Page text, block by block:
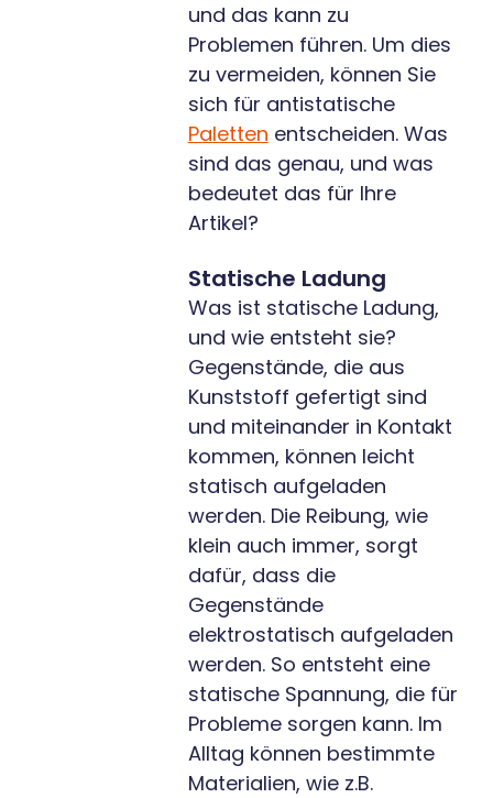
und das kann zu
Problemen führen. Um dies
zu vermeiden, können Sie
sich für antistatische
Paletten entscheiden. Was
sind das genau, und was
bedeutet das für Ihre
Artikel?
Statische Ladung
Was ist statische Ladung,
und wie entsteht sie?
Gegenstände, die aus
Kunststoff gefertigt sind
und miteinander in Kontakt
kommen, können leicht
statisch aufgeladen
werden. Die Reibung, wie
klein auch immer, sorgt
dafür, dass die
Gegenstände
elektrostatisch aufgeladen
werden. So entsteht eine
statische Spannung, die für
Probleme sorgen kann. Im
Alltag können bestimmte
Materialien, wie z.B.